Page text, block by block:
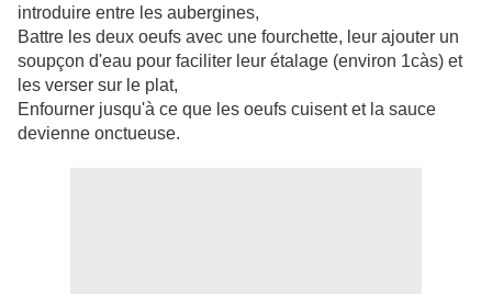
introduire entre les aubergines,
Battre les deux oeufs avec une fourchette, leur ajouter un
soupçon d'eau pour faciliter leur étalage (environ 1càs) et
les verser sur le plat,
Enfourner jusqu'à ce que les oeufs cuisent et la sauce
devienne onctueuse.